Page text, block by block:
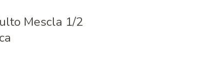
Mescla 1/2